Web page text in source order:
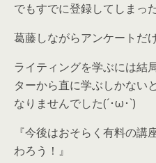
でもすでに登録してしまっ
葛藤しながらアンケートだ
ライティングを学ぶには結
ターから直に学ぶしかない
なりませんでした(´･ω･`)
『今後はおそらく有料の
わろう！』